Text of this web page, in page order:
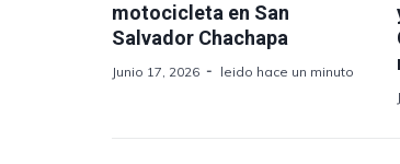
motocicleta en San
Salvador Chachapa
Junio 17, 2026 leido hace un minuto